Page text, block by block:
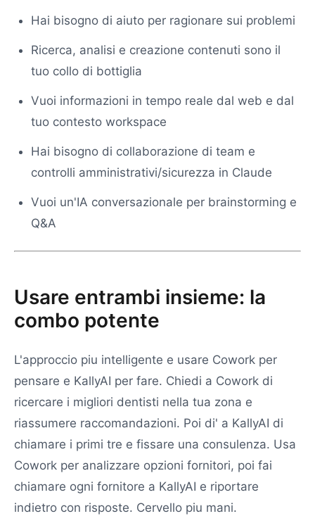
Hai bisogno di aiuto per ragionare sui problemi
Ricerca, analisi e creazione contenuti sono il
tuo collo di bottiglia
Vuoi informazioni in tempo reale dal web e dal
tuo contesto workspace
Hai bisogno di collaborazione di team e
controlli amministrativi/sicurezza in Claude
Vuoi un'IA conversazionale per brainstorming e
Q&A
Usare entrambi insieme: la
combo potente
L'approccio piu intelligente e usare Cowork per
pensare e KallyAI per fare. Chiedi a Cowork di
ricercare i migliori dentisti nella tua zona e
riassumere raccomandazioni. Poi di' a KallyAI di
chiamare i primi tre e fissare una consulenza. Usa
Cowork per analizzare opzioni fornitori, poi fai
chiamare ogni fornitore a KallyAI e riportare
indietro con risposte. Cervello piu mani.